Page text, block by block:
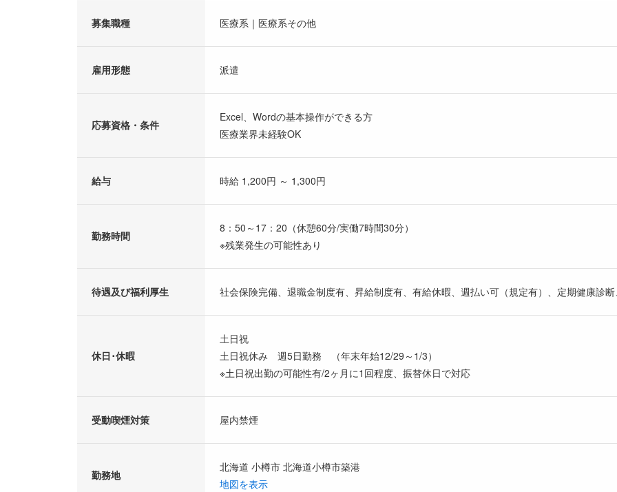
募集職種 医療系｜医療系その他
雇用形態 派遣
応募資格・条件
Excel、Wordの基本操作ができる方
医療業界未経験OK
給与 時給 1,200円 ～ 1,300円
勤務時間
8：50～17：20（休憩60分/実働7時間30分）
※残業発生の可能性あり
待遇及び福利厚生 社会保険完備、退職金制度有、昇給制度有、有給休暇、週払い可（規定有）、定期健康診
休日･休暇
土日祝
土日祝休み 週5日勤務 （年末年始12/29～1/3）
※土日祝出勤の可能性有/2ヶ月に1回程度、振替休日で対応
受動喫煙対策 屋内禁煙
勤務地
北海道 小樽市 北海道小樽市築港
地図を表示